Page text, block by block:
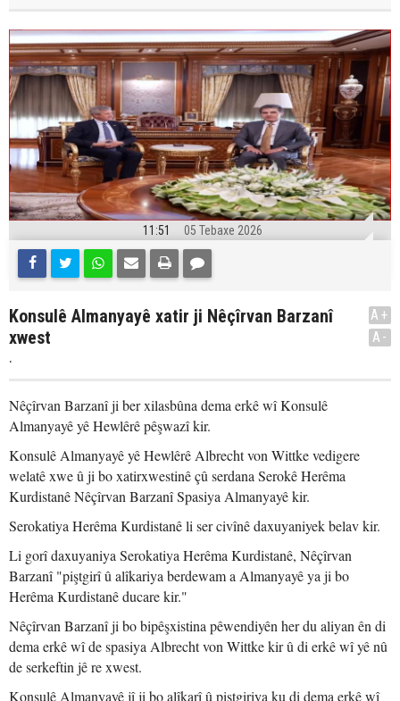
11:51 05 Tebaxe 2026
Konsulê Almanyayê xatir ji Nêçîrvan Barzanî
xwest
.
A+
A-
Nêçîrvan Barzanî ji ber xilasbûna dema erkê wî Konsulê
Almanyayê yê Hewlêrê pêşwazî kir.
Konsulê Almanyayê yê Hewlêrê Albrecht von Wittke vedigere
welatê xwe û ji bo xatirxwestinê çû serdana Serokê Herêma
Kurdistanê Nêçîrvan Barzanî Spasiya Almanyayê kir.
Serokatiya Herêma Kurdistanê li ser civînê daxuyaniyek belav kir.
Li gorî daxuyaniya Serokatiya Herêma Kurdistanê, Nêçîrvan
Barzanî "piştgirî û alîkariya berdewam a Almanyayê ya ji bo
Herêma Kurdistanê ducare kir."
Nêçîrvan Barzanî ji bo bipêşxistina pêwendiyên her du aliyan ên di
dema erkê wî de spasiya Albrecht von Wittke kir û di erkê wî yê nû
de serkeftin jê re xwest.
Konsulê Almanyayê jî ji bo alîkarî û piştgiriya ku di dema erkê wî